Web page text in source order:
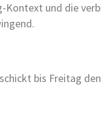
und die
bis Freitag